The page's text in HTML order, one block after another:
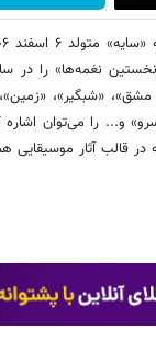
«شبگیر»،
و... را می‌توان
در قالب آثار